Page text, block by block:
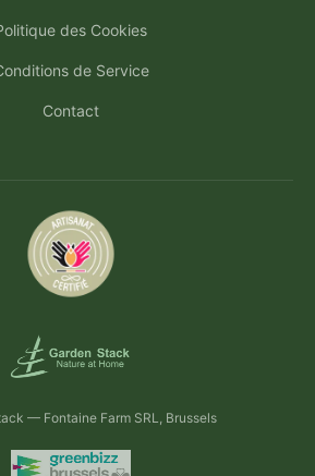
des Cookies
de Service
Contact
— Fontaine Farm SRL, Brussels